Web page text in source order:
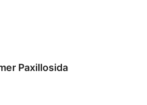
Paxillosida